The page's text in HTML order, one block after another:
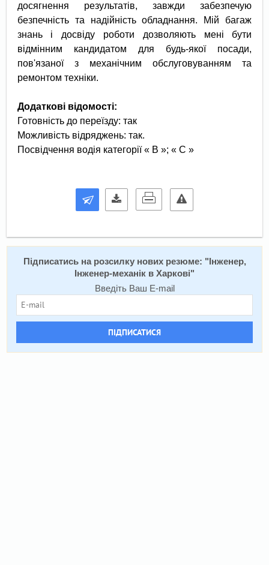
досягнення результатів, завжди забезпечую
безпечність та надійність обладнання. Мій багаж
знань і досвіду роботи дозволяють мені бути
відмінним кандидатом для будь-якої посади,
пов'язаної з механічним обслуговуванням та
ремонтом техніки.
Додаткові відомості:
Готовність до переїзду: так
Можливість відряджень: так.
Посвідчення водія категорії « B »; « С »
Підписатись на розсилку нових резюме: "Інженер,
Інженер-механік в Харкові"
Введіть Ваш E-mail
ПІДПИСАТИСЯ